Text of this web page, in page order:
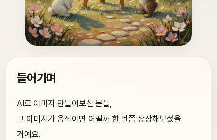
들어가며
AI로 이미지 만들어보신 분들,
그 이미지가 움직이면 어떨까 한 번쯤 상상해보셨을
거예요.